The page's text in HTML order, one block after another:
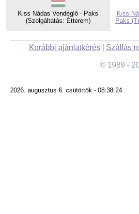
Kiss Nádas Vendéglő - Paks
(Szolgáltatás: Étterem)
Kiss
Paks
Korábbi ajánlatkérés| Szállás
© 1989 -
2026. augusztus 6. csütörtök - 08:38:24